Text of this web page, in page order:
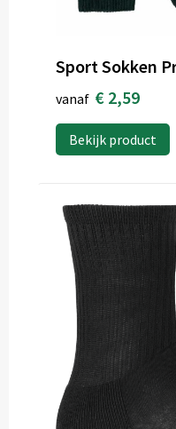
Sport Sokken
vanaf € 2,59
Bekijk product